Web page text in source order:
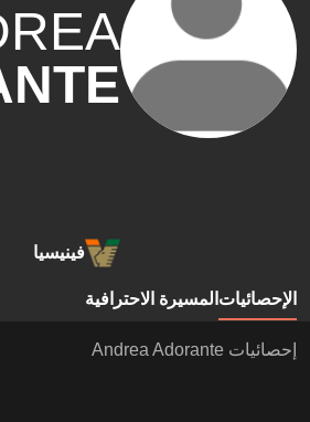
فينيسيا
الإحصائيات المسيرة الاحترافية
إحصائيات Andrea Adorante